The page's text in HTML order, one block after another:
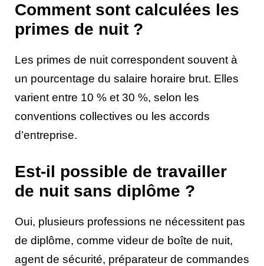
Comment sont calculées les
primes de nuit ?
Les primes de nuit correspondent souvent à
un pourcentage du salaire horaire brut. Elles
varient entre 10 % et 30 %, selon les
conventions collectives ou les accords
d’entreprise.
Est-il possible de travailler
de nuit sans diplôme ?
Oui, plusieurs professions ne nécessitent pas
de diplôme, comme videur de boîte de nuit,
agent de sécurité, préparateur de commandes